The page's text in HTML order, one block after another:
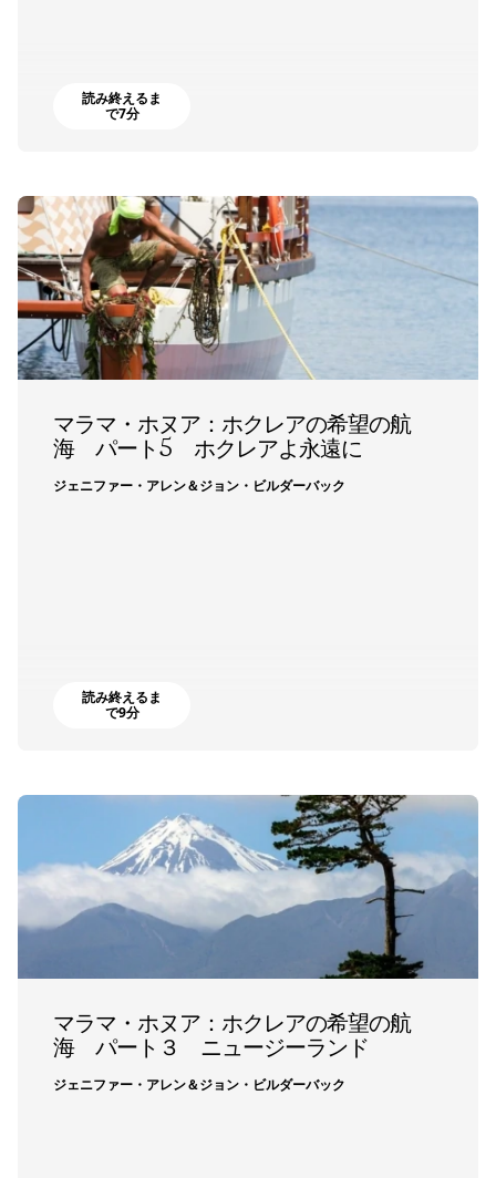
読み終えるま
で7分
マラマ・ホヌア：ホクレアの希望の航
海 パート5 ホクレアよ永遠に
ジェニファー・アレン＆ジョン・ビルダーバック
読み終えるま
で9分
マラマ・ホヌア：ホクレアの希望の航
海 パート３ ニュージーランド
ジェニファー・アレン＆ジョン・ビルダーバック